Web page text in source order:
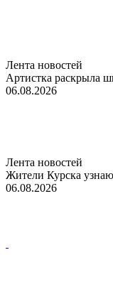
Лента новостей
Артистка раскрыла
06.08.2026
Лента новостей
Жители Курска
06.08.2026